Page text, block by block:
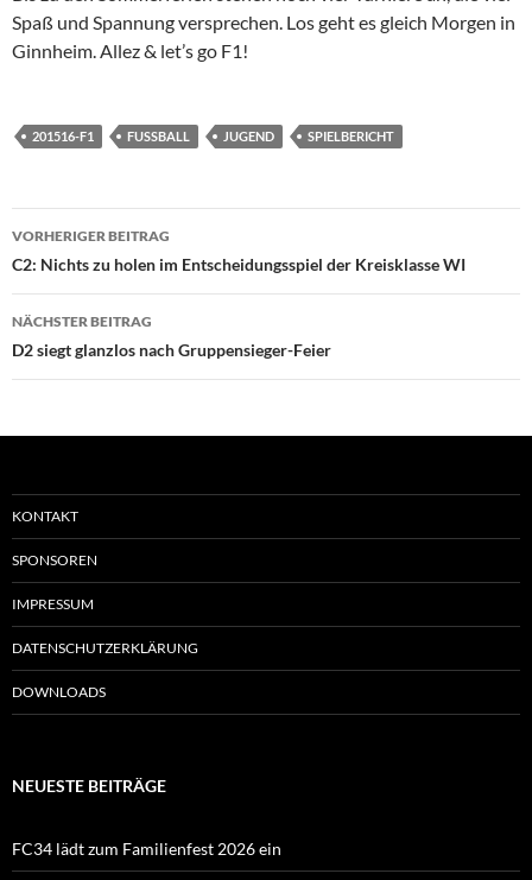
Spaß und Spannung versprechen. Los geht es gleich Morgen in
Ginnheim. Allez & let’s go F1!
201516-F1 FUSSBALL JUGEND SPIELBERICHT
Beitragsnavigation
VORHERIGER BEITRAG
C2: Nichts zu holen im Entscheidungsspiel der Kreisklasse WI
NÄCHSTER BEITRAG
D2 siegt glanzlos nach Gruppensieger-Feier
KONTAKT
SPONSOREN
IMPRESSUM
DATENSCHUTZERKLÄRUNG
DOWNLOADS
NEUESTE BEITRÄGE
FC34 lädt zum Familienfest 2026 ein